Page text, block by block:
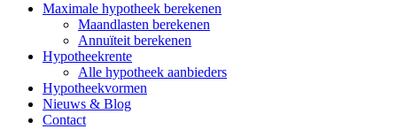
Maximale hypotheek berekenen
Maandlasten berekenen
Annuïteit berekenen
Hypotheekrente
Alle hypotheek aanbieders
Hypotheekvormen
Nieuws & Blog
Contact